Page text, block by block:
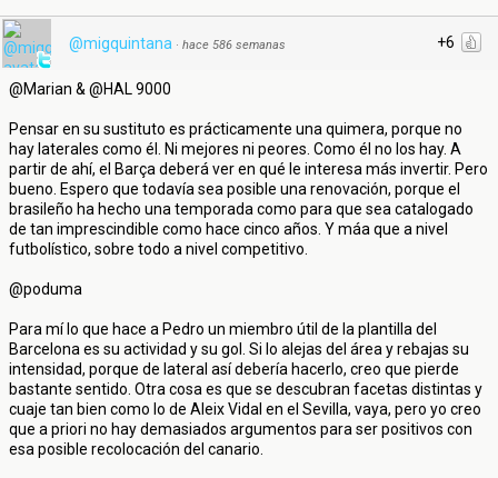
+6
@migquintana · hace 586 semanas
@Marian & @HAL 9000
Pensar en su sustituto es prácticamente una quimera, porque no
hay laterales como él. Ni mejores ni peores. Como él no los hay. A
partir de ahí, el Barça deberá ver en qué le interesa más invertir. Pero
bueno. Espero que todavía sea posible una renovación, porque el
brasileño ha hecho una temporada como para que sea catalogado
de tan imprescindible como hace cinco años. Y máa que a nivel
futbolístico, sobre todo a nivel competitivo.
@poduma
Para mí lo que hace a Pedro un miembro útil de la plantilla del
Barcelona es su actividad y su gol. Si lo alejas del área y rebajas su
intensidad, porque de lateral así debería hacerlo, creo que pierde
bastante sentido. Otra cosa es que se descubran facetas distintas y
cuaje tan bien como lo de Aleix Vidal en el Sevilla, vaya, pero yo creo
que a priori no hay demasiados argumentos para ser positivos con
esa posible recolocación del canario.